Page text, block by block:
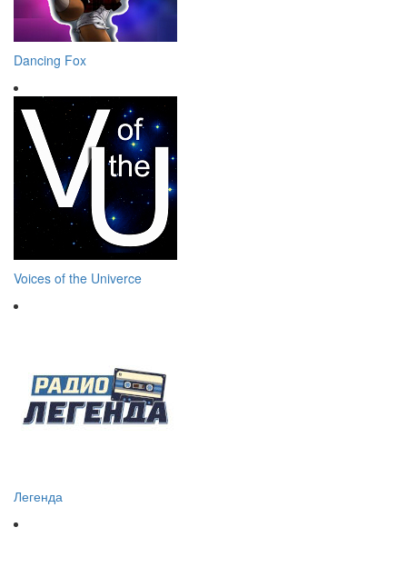
Dancing Fox
Voices of the Univerce
Легенда